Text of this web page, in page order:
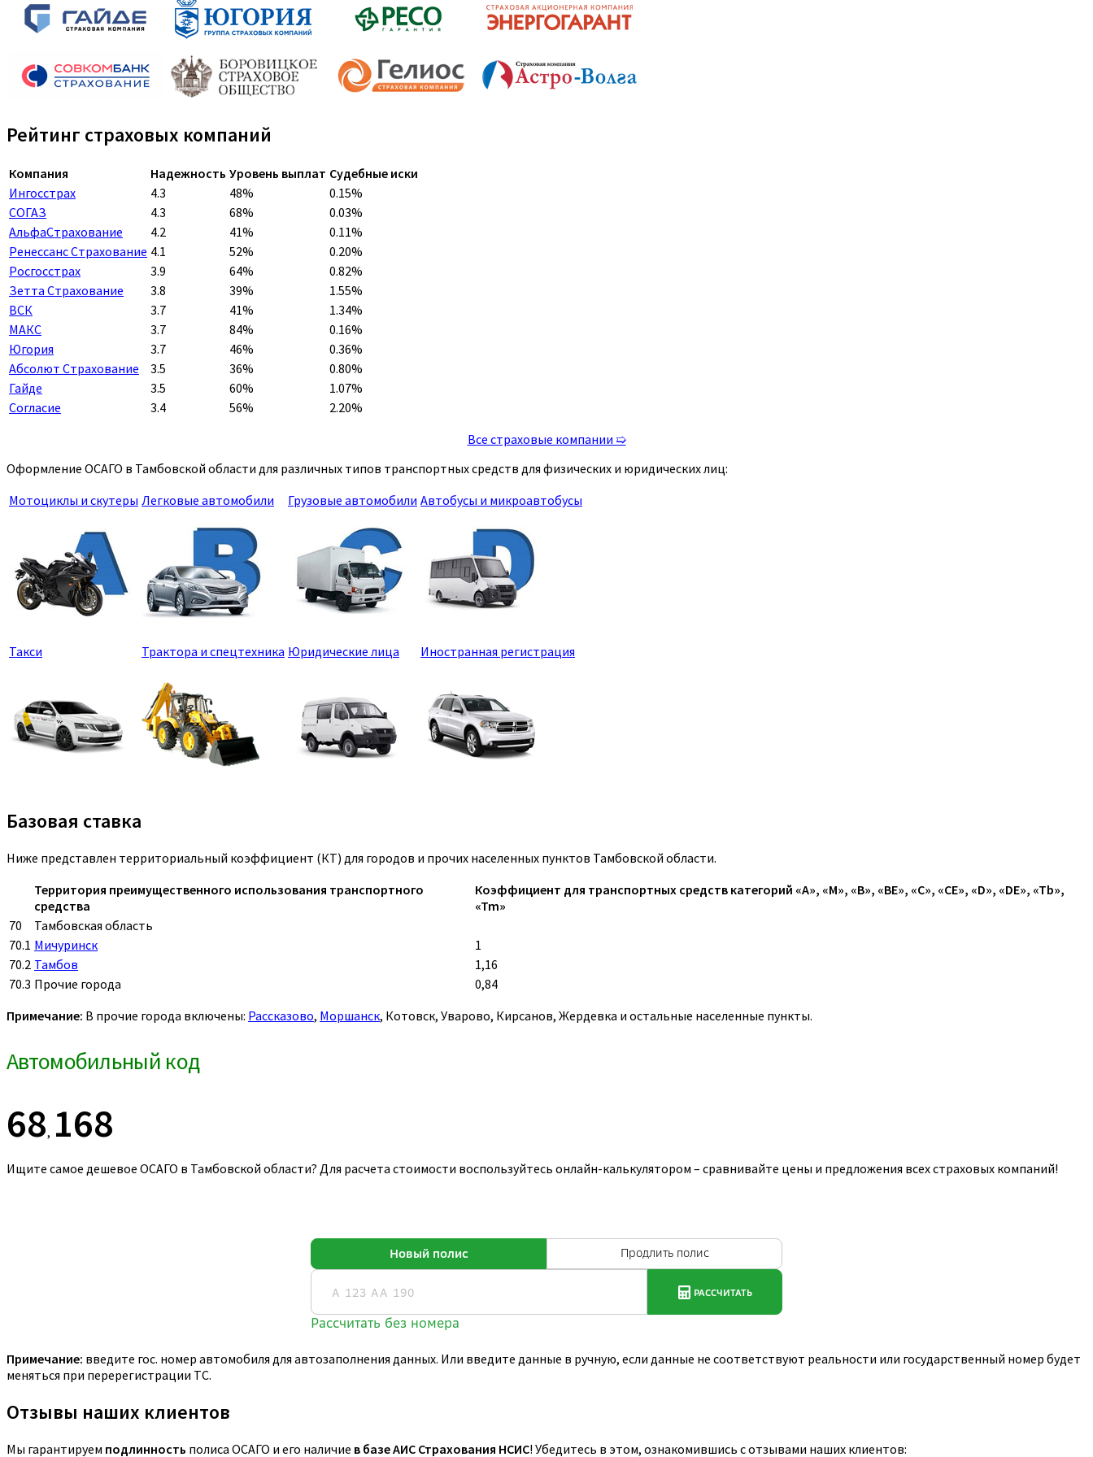
Рейтинг страховых компаний
Компания Надежность Уровень выплат Судебные иски
Ингосстрах
4.3 48%
0.15%
СОГАЗ
4.3 68%
0.03%
АльфаСтрахование
4.2 41%
0.11%
Ренессанс Страхование 4.1 52%
0.20%
Росгосстрах
3.9 64%
0.82%
Зетта Страхование
3.8 39%
1.55%
ВСК
3.7 41%
1.34%
МАКС
3.7 84%
0.16%
Югория
3.7 46%
0.36%
Абсолют Страхование
3.5 36%
0.80%
Гайде
3.5 60%
1.07%
Согласие
3.4 56%
2.20%
Все страховые компании ➯
Оформление ОСАГО в Тамбовской области для различных типов транспортных средств для физических и юридических лиц:
Мотоциклы и скутеры Легковые автомобили Грузовые автомобили Автобусы и микроавтобусы
Такси Трактора и спецтехника Юридические лица Иностранная регистрация
Базовая ставка
Ниже представлен территориальный коэффициент (КТ) для городов и прочих населенных пунктов Тамбовской области.
Территория преимущественного использования транспортного
средства
Коэффициент для транспортных средств категорий «A», «M», «B», «BE», «C», «CE», «D», «DE», «Tb»,
«Tm»
70
Тамбовская область
70.1 Мичуринск
1
70.2 Тамбов
1,16
70.3 Прочие города
0,84
Примечание: В прочие города включены: Рассказово, Моршанск, Котовск, Уварово, Кирсанов, Жердевка и остальные населенные пункты.
Автомобильный код
68, 168
Ищите самое дешевое ОСАГО в Тамбовской области? Для расчета стоимости воспользуйтесь онлайн-калькулятором – сравнивайте цены и предложения всех страховых компаний!
Примечание: введите гос. номер автомобиля для автозаполнения данных. Или введите данные в ручную, если данные не соответствуют реальности или государственный номер будет
меняться при перерегистрации ТС.
Отзывы наших клиентов
Мы гарантируем подлинность полиса ОСАГО и его наличие в базе АИС Страхования НСИС! Убедитесь в этом, ознакомившись с отзывами наших клиентов: